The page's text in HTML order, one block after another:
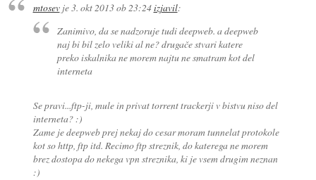
mtosevje3. okt 2013 ob 23:24izjavil:
Zanimivo, da se nadzoruje tudi deepweb. a deepweb
naj bi bil zelo veliki al ne? drugače stvari katere
preko iskalnika ne morem najtu ne smatram kot del
interneta
Se pravi...ftp-ji, mule in privat torrent trackerji v bistvu niso del
interneta? :)
Zame je deepweb prej nekaj do cesar moram tunnelat protokole
kot so http, ftp itd. Recimo ftp streznik, do katerega ne morem
brez dostopa do nekega vpn streznika, ki je vsem drugim neznan
:)